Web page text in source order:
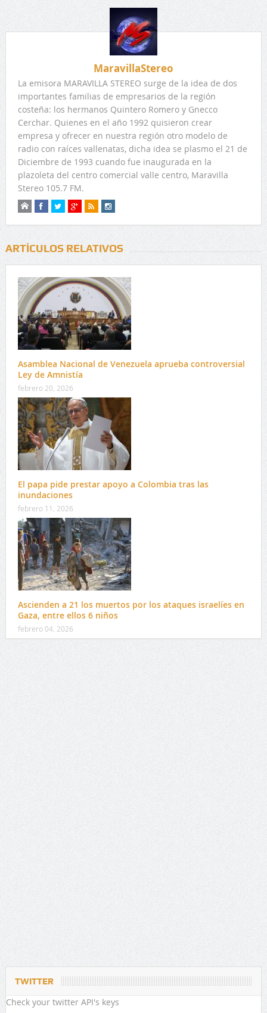
MaravillaStereo
La emisora MARAVILLA STEREO surge de la idea de dos
importantes familias de empresarios de la región
costeña: los hermanos Quintero Romero y Gnecco
Cerchar. Quienes en el año 1992 quisieron crear
empresa y ofrecer en nuestra región otro modelo de
radio con raíces vallenatas, dicha idea se plasmo el 21 de
Diciembre de 1993 cuando fue inaugurada en la
plazoleta del centro comercial valle centro, Maravilla
Stereo 105.7 FM.
ARTÍCULOS RELATIVOS
Asamblea Nacional de Venezuela aprueba controversial
Ley de Amnistía
febrero 20, 2026
El papa pide prestar apoyo a Colombia tras las
inundaciones
febrero 11, 2026
Ascienden a 21 los muertos por los ataques israelíes en
Gaza, entre ellos 6 niños
febrero 04, 2026
TWITTER
Check your twitter API's keys